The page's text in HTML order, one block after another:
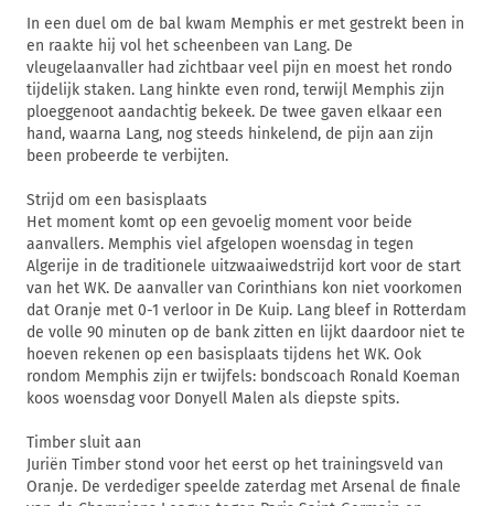
In een duel om de bal kwam Memphis er met gestrekt been in
en raakte hij vol het scheenbeen van Lang. De
vleugelaanvaller had zichtbaar veel pijn en moest het rondo
tijdelijk staken. Lang hinkte even rond, terwijl Memphis zijn
ploeggenoot aandachtig bekeek. De twee gaven elkaar een
hand, waarna Lang, nog steeds hinkelend, de pijn aan zijn
been probeerde te verbijten.
Strijd om een basisplaats
Het moment komt op een gevoelig moment voor beide
aanvallers. Memphis viel afgelopen woensdag in tegen
Algerije in de traditionele uitzwaaiwedstrijd kort voor de start
van het WK. De aanvaller van Corinthians kon niet voorkomen
dat Oranje met 0-1 verloor in De Kuip. Lang bleef in Rotterdam
de volle 90 minuten op de bank zitten en lijkt daardoor niet te
hoeven rekenen op een basisplaats tijdens het WK. Ook
rondom Memphis zijn er twijfels: bondscoach Ronald Koeman
koos woensdag voor Donyell Malen als diepste spits.
Timber sluit aan
Juriën Timber stond voor het eerst op het trainingsveld van
Oranje. De verdediger speelde zaterdag met Arsenal de finale